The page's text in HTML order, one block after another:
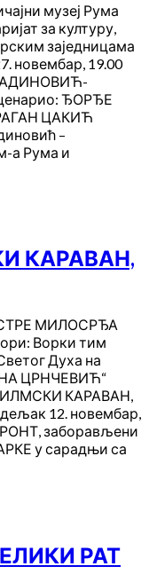
музеј Рума
за културу,
заједницама
новембар, 19.00
ЂОРЂЕ
ЦАКИЋ
–
а Рума и
КАРАВАН,
МИЛОСРЂА
Ворки тим
Духа на
ЦРНЧЕВИЋ“
КАРАВАН,
12. новембар,
заборављени
у сарадњи са
РАТ